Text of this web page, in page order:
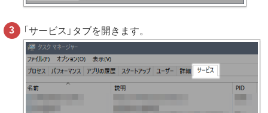
「サービス」タブを開きます。